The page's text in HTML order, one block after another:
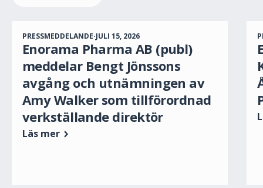
PRESSMEDDELANDE·JULI 15, 2026
Enorama Pharma AB (publ)
meddelar Bengt Jönssons
avgång och utnämningen av
Amy Walker som tillförordnad
verkställande direktör
Läs mer